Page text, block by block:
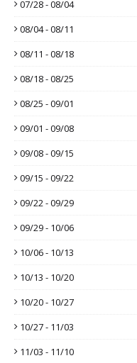
07/28 - 08/04
08/04 - 08/11
08/11 - 08/18
08/18 - 08/25
08/25 - 09/01
09/01 - 09/08
09/08 - 09/15
09/15 - 09/22
09/22 - 09/29
09/29 - 10/06
10/06 - 10/13
10/13 - 10/20
10/20 - 10/27
10/27 - 11/03
11/03 - 11/10